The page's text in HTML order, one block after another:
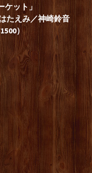
ケット」
たえみ／神崎鈴音
）